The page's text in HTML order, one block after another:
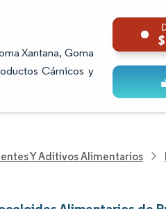
Xantana, Goma
Cárnicos y
Y Aditivos Alimentarios